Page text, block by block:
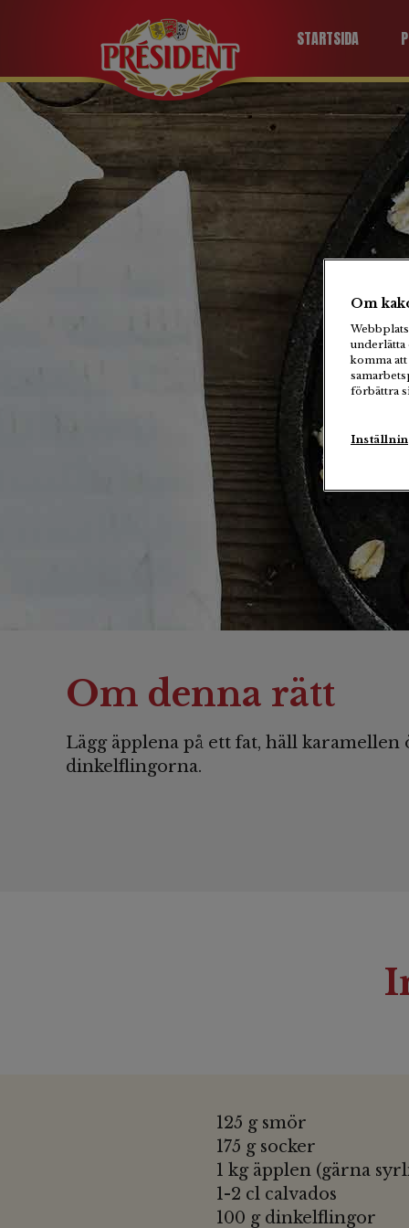
STARTSIDA
Om denna rätt
Lägg äpplena på ett fat, häll
dinkelflingorna.
125 g smör
175 g socker
1 kg äpplen (gärna
1-2 cl calvados
100 g dinkelflingor
Om
underlätta
komma
förbättra